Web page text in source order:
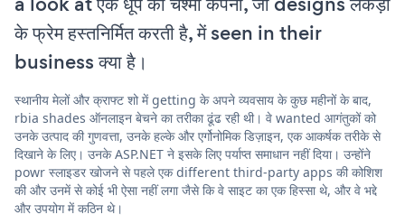
के फ्रेम हस्तनिर्मित करती है, में seen in their
business क्या है।
स्थानीय मेलों और क्राफ्ट शो में getting के अपने व्यवसाय के कुछ महीनों के बाद,
rbia shades ऑनलाइन बेचने का तरीका ढूंढ रही थी। वे wanted आगंतुकों को
उनके उत्पाद की गुणवत्ता, उनके हल्के और एर्गोनोमिक डिज़ाइन, एक आकर्षक तरीके से
दिखाने के लिए। उनके ASP.NET ने इसके लिए पर्याप्त समाधान नहीं दिया। उन्होंने
powr स्लाइडर खोजने से पहले एक different third-party apps की कोशिश
की और उनमें से कोई भी ऐसा नहीं लगा जैसे कि वे साइट का एक हिस्सा थे, और वे भद्दे
और उपयोग में कठिन थे।